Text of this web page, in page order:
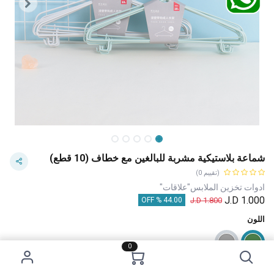
0
شماعة بلاستيكية مشربة للبالغين مع خطاف (10 قطع)
(تقييم 0)
ادوات تخزين الملابس"علاقات"
1.000
1.800
J.D
44.00 % OFF
اللون